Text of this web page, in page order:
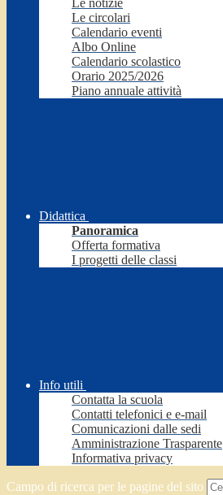
Le notizie
Le circolari
Calendario eventi
Albo Online
Calendario scolastico
Orario 2025/2026
Piano annuale attività
Didattica
Panoramica
Offerta formativa
I progetti delle classi
Info utili
Contatta la scuola
Contatti telefonici e e-mail
Comunicazioni dalle sedi
Amministrazione Trasparente
Informativa privacy
Campo di ricerca per le pagine del sito